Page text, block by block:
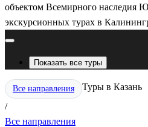
Показать все туры
Все направления
/
Туры в Казань
Все направления